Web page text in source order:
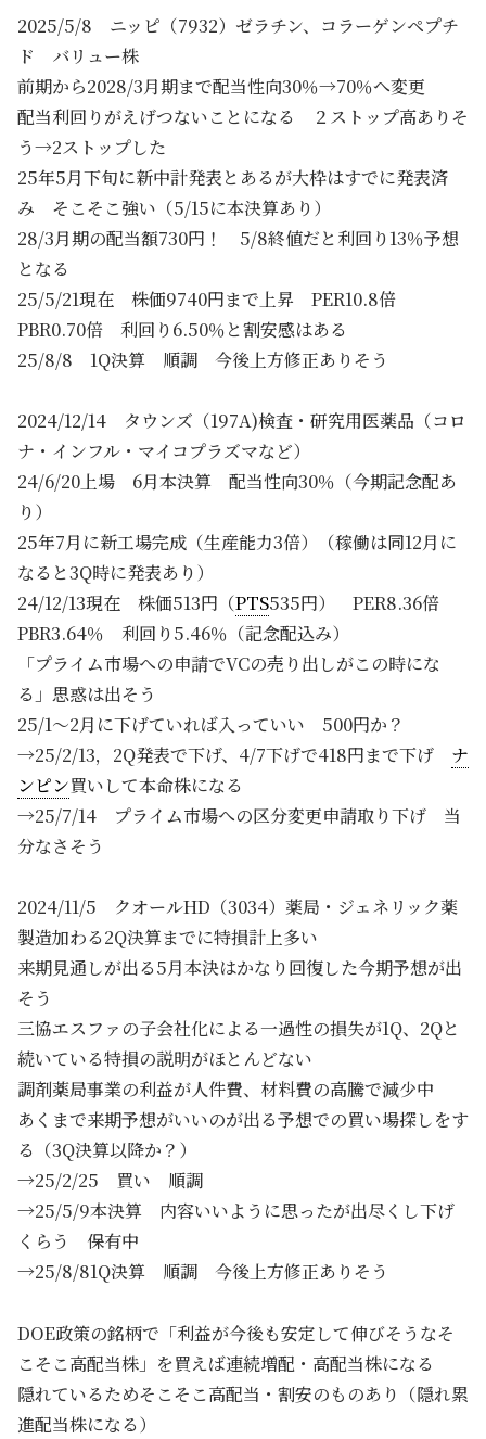
2025/5/8 ニッピ（7932）ゼラチン、コラーゲンペプチ
ド バリュー株
前期から2028/3月期まで配当性向30％→70％へ変更
配当利回りがえげつないことになる ２ストップ高ありそ
う→2ストップした
25年5月下旬に新中計発表とあるが大枠はすでに発表済
み そこそこ強い（5/15に本決算あり）
28/3月期の配当額730円！ 5/8終値だと利回り13％予想
となる
25/5/21現在 株価9740円まで上昇 PER10.8倍
PBR0.70倍 利回り6.50％と割安感はある
25/8/8 1Q決算 順調 今後上方修正ありそう
2024/12/14 タウンズ（197A)検査・研究用医薬品（コロ
ナ・インフル・マイコプラズマなど）
24/6/20上場 6月本決算 配当性向30％（今期記念配あ
り）
25年7月に新工場完成（生産能力3倍）（稼働は同12月に
なると3Q時に発表あり）
24/12/13現在 株価513円（PTS535円） PER8.36倍
PBR3.64％ 利回り5.46％（記念配込み）
「プライム市場への申請でVCの売り出しがこの時にな
る」思惑は出そう
25/1～2月に下げていれば入っていい 500円か？
→25/2/13，2Q発表で下げ、4/7下げで418円まで下げ ナ
ンピン買いして本命株になる
→25/7/14 プライム市場への区分変更申請取り下げ 当
分なさそう
2024/11/5 クオールHD（3034）薬局・ジェネリック薬
製造加わる2Q決算までに特損計上多い
来期見通しが出る5月本決はかなり回復した今期予想が出
そう
三協エスファの子会社化による一過性の損失が1Q、2Qと
続いている特損の説明がほとんどない
調剤薬局事業の利益が人件費、材料費の高騰で減少中
あくまで来期予想がいいのが出る予想での買い場探しをす
る（3Q決算以降か？）
→25/2/25 買い 順調
→25/5/9本決算 内容いいように思ったが出尽くし下げ
くらう 保有中
→25/8/81Q決算 順調 今後上方修正ありそう
DOE政策の銘柄で「利益が今後も安定して伸びそうなそ
こそこ高配当株」を買えば連続増配・高配当株になる
隠れているためそこそこ高配当・割安のものあり（隠れ累
進配当株になる）